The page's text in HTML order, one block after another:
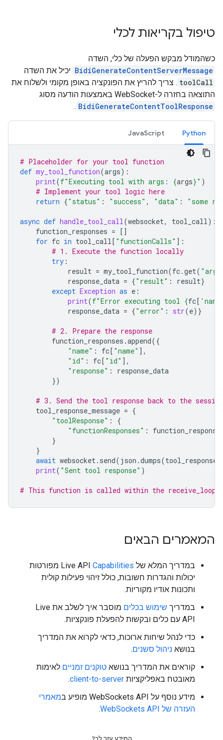
טיפול בקריאות לכלי
כשהמודל מבקש הפעלה של כלי, השדה
BidiGenerateContentServerMessage יכיל את השדה
toolCall . צריך להריץ את הפונקציה באופן מקומי ולשלוח את
התוצאה בחזרה ל-WebSocket באמצעות הודעה מסוג
BidiGenerateContentToolResponse
.
Python
JavaScript
# Placeholder for your tool function
def my_tool_function(args):
print(f"Executing tool with args: {args}" )
# Implement your tool logic here
return {"status" : "success" , "data" : "some
async def handle_tool_call(websocket, tool_call):
function_responses = []
for fc in tool_call[ "functionCalls" ]:
# 1. Execute the function locally
try :
result = my_tool_function(fc.get(
response_data = {"result" : result}
except Exception as e :
print(f"Error executing tool {fc[
response_data = {"error" : str(e)}
# 2. Prepare the response
function_responses .append({
"name" : fc[ "name" ],
"id" : fc[ "id" ],
"response" :
response_data
})
# 3. Send the tool response back to the session
tool_response_message = {
"toolResponse" :
{
"functionResponses" :
}
}
await websocket. send( json .dumps(
print( "Sent tool response" )
# This function is called within the receive_loop
המאמרים הבאים
במדריך המלא של Live API Capabilities
מפורטות
יכולות והגדרות חשובות, כולל זיהוי פעילות קולית
ותכונות אודיו מקוריות.
במדריך שימוש בכלים
מוסבר איך לשלב את Live
API עם כלים ובקשות להפעלת פונקציות.
כדי לנהל שיחות ארוכות, כדאי לקרוא את המדריך
בנושא ניהול סשנים.
קוראים את המדריך בנושא טוקנים זמניים לאימות
מאובטח באפליקציות client-to-server
.
מידע נוסף על WebSockets API מופיע ב
מאמרי
העזרה של WebSockets API
.